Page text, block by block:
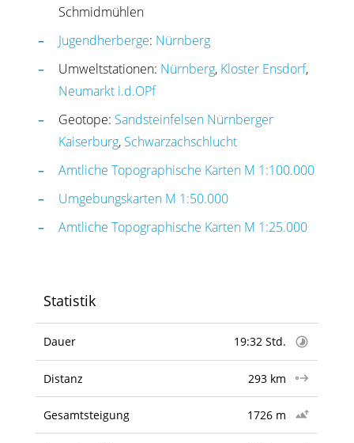
Schmidmühlen
Jugendherberge: Nürnberg
Umweltstationen: Nürnberg, Kloster Ensdorf,
Neumarkt i.d.OPf
Geotope: Sandsteinfelsen Nürnberger
Kaiserburg, Schwarzachschlucht
Amtliche Topographische Karten M 1:100.000
Umgebungskarten M 1:50.000
Amtliche Topographische Karten M 1:25.000
Statistik
Dauer 19:32 Std.
Distanz 293 km
Gesamtsteigung 1726 m